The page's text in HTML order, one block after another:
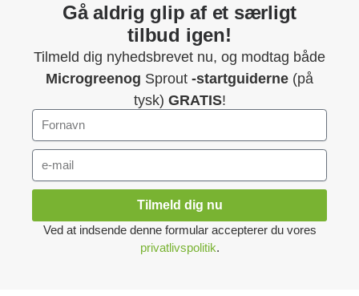
Gå aldrig glip af et særligt
tilbud igen!
Tilmeld dig nyhedsbrevet nu, og modtag både
Microgreenog Sprout -startguiderne (på
tysk) GRATIS!
Tilmeld dig nu
Ved at indsende denne formular accepterer du vores
privatlivspolitik.